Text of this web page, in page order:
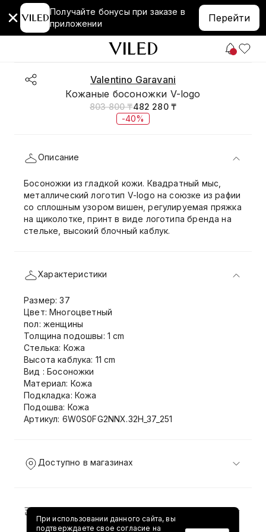
Получайте бонусы при заказе в
приложении
Перейти
Valentino Garavani
Кожаные босоножки V-logo
803 800 ₸482 280 ₸
-40%
Описание
Босоножки из гладкой кожи. Квадратный мыс,
металлический логотип V-logo на союзке из рафии
со сплошным узором вишен, регулируемая пряжка
на щиколотке, принт в виде логотипа бренда на
стельке, высокий блочный каблук.
Характеристики
Размер: 37
Цвет: Многоцветный
пол: женщины
Толщина подошвы: 1 cm
Стелька: Кожа
Высота каблука: 11 cm
Вид : Босоножки
Материал: Кожа
Подкладка: Кожа
Подошва: Кожа
Артикул: 6W0S0FG2NNX.32H_37_251
Доступно в магазинах
Доставка и возврат
При использовании данного сайта, вы
подтверждаете свое согласие на